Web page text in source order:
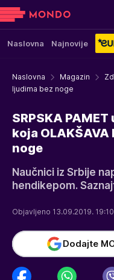
Naslovna Najnovije
Naslovna Magazin
ljudima bez noge
SRPSKA
koja
noge
Naučnici iz Srbije
hendikepom.
Objavljeno 13.09.2019.
Dodajte